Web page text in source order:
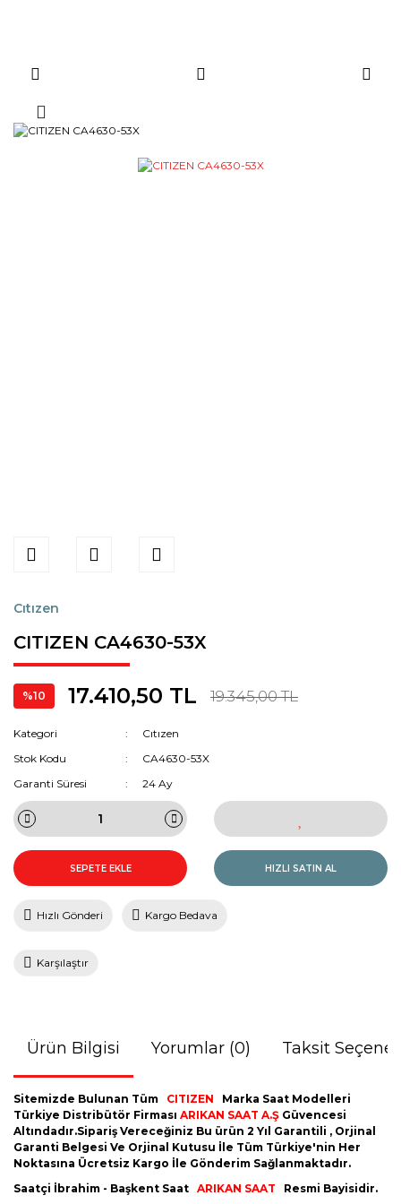
Cıtızen
CITIZEN CA4630-53X
%10 17.410,50 TL 19.345,00 TL
Kategori
Cıtızen
Stok Kodu
CA4630-53X
Garanti Süresi
24 Ay
SEPETE EKLE HIZLI SATIN AL
Hızlı Gönderi Kargo Bedava
Karşılaştır
Ürün Bilgisi Yorumlar (0) Taksit
Sitemizde Bulunan Tüm CITIZEN
Marka Saat Modelleri
Türkiye Distribütör Firması ARIKAN SAAT A.Ş Güvencesi
Altındadır.Sipariş Vereceğiniz Bu ürün 2 Yıl Garantili , Orjinal
Garanti Belgesi Ve Orjinal Kutusu İle Tüm Türkiye'nin Her
Noktasına Ücretsiz Kargo İle Gönderim Sağlanmaktadır.
Saatçi İbrahim - Başkent Saat ARIKAN SAAT Resmi Bayisidir.